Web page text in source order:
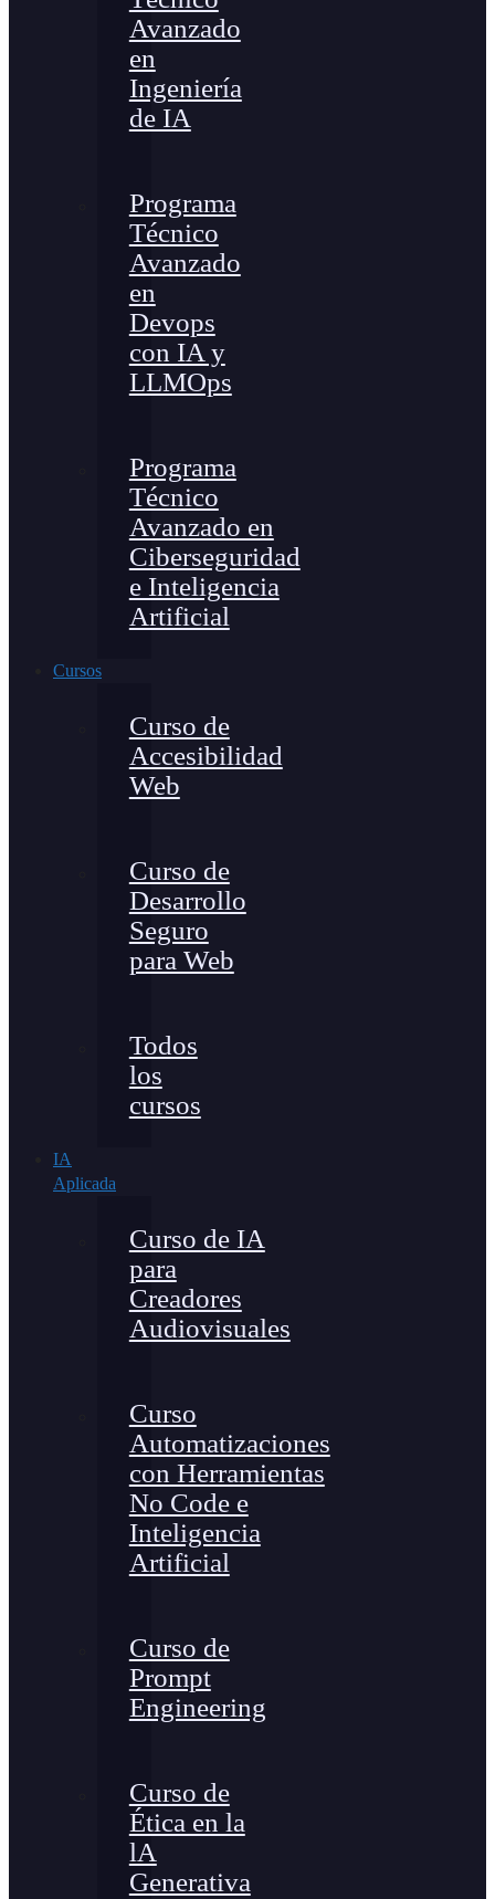
Avanzado
en
Ingeniería
de IA
Programa
Técnico
Avanzado
en
Devops
con IA y
LLMOps
Programa
Técnico
Avanzado en
Ciberseguridad
e Inteligencia
Artificial
Cursos
Curso de
Accesibilidad
Web
Curso de
Desarrollo
Seguro
para Web
Todos
los
cursos
IA
Aplicada
Curso de IA
para
Creadores
Audiovisuales
Curso
Automatizaciones
con Herramientas
No Code e
Inteligencia
Artificial
Curso de
Prompt
Engineering
Curso de
Ética en la
lA
Generativa